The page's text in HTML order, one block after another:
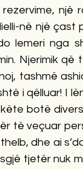
një
në një çast
lemeri nga
Njerimik
tashmë
i qëlluar! I
botë
të veçuar
dhe ai
tjetër nuk